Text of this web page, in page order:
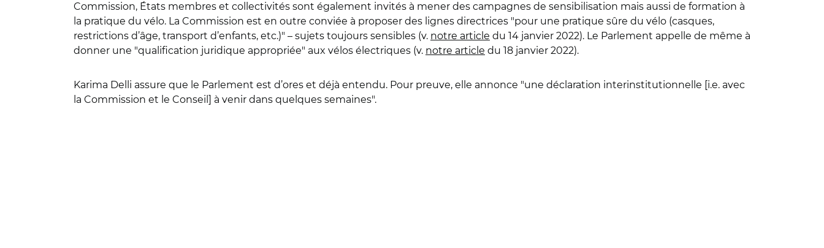
Commission, États membres et collectivités sont également invités à mener des campagnes de sensibilisation mais aussi de formation à
la pratique du vélo. La Commission est en outre conviée à proposer des lignes directrices "pour une pratique sûre du vélo (casques,
restrictions d’âge, transport d’enfants, etc.)" – sujets toujours sensibles (v. notre article du 14 janvier 2022). Le Parlement appelle de même à
donner une "qualification juridique appropriée" aux vélos électriques (v. notre article du 18 janvier 2022).
Karima Delli assure que le Parlement est d’ores et déjà entendu. Pour preuve, elle annonce "une déclaration interinstitutionnelle [i.e. avec
la Commission et le Conseil] à venir dans quelques semaines".